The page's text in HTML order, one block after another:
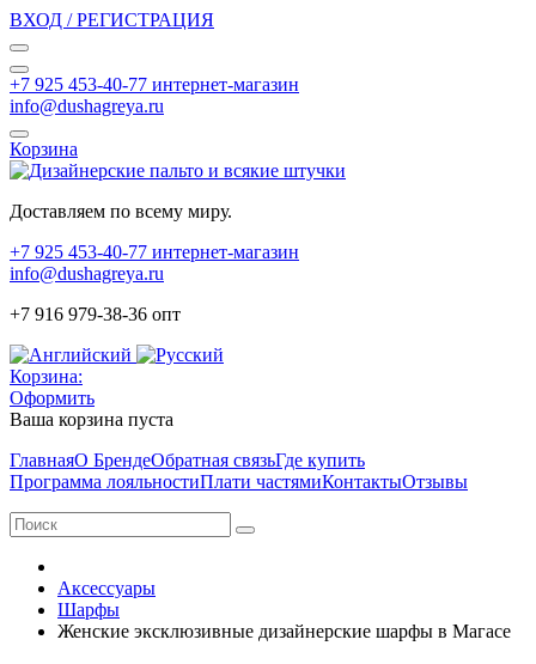
ВХОД / РЕГИСТРАЦИЯ
+7 925 453-40-77 интернет-магазин
info@dushagreya.ru
Корзина
Доставляем по всему миру.
+7 925 453-40-77 интернет-магазин
info@dushagreya.ru
+7 916 979-38-36 опт
Корзина:
Оформить
Ваша корзина пуста
ГлавнаяО БрендеОбратная связьГде купить
Программа лояльностиПлати частямиКонтактыОтзывы
Аксессуары
Шарфы
Женские эксклюзивные дизайнерские шарфы в Магасе